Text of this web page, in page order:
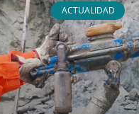
ACTUALIDAD